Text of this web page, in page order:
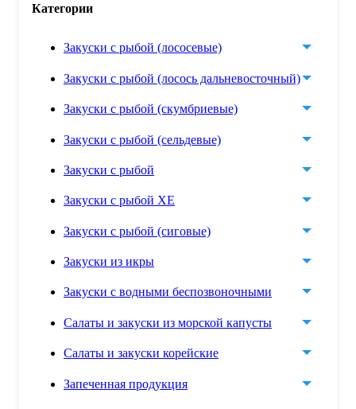
Категории
Закуски с рыбой (лососевые)
Закуски с рыбой (лосось дальневосточный)
Закуски с рыбой (скумбриевые)
Закуски с рыбой (сельдевые)
Закуски с рыбой
Закуски с рыбой ХЕ
Закуски с рыбой (сиговые)
Закуски из икры
Закуски с водными беспозвоночными
Салаты и закуски из морской капусты
Салаты и закуски корейские
Запеченная продукция